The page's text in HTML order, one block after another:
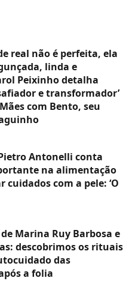
real não é perfeita, ela
linda e
Peixinho detalha
e transformador’
com Bento, seu
Antonelli conta
na alimentação
cuidados com a pele: ‘O
Marina Ruy Barbosa e
descobrimos os rituais
das
a folia